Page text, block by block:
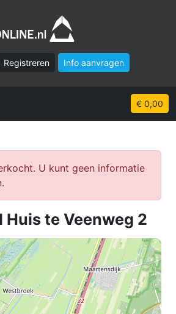
Registreren Info aanvragen
€ 0,00
U kunt geen informatie
Huis te Veenweg 2